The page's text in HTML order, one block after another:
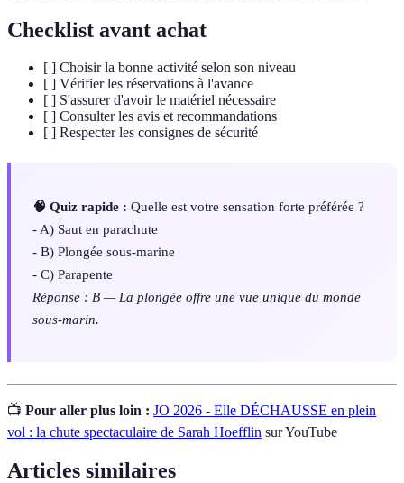
Checklist avant achat
[ ] Choisir la bonne activité selon son niveau
[ ] Vérifier les réservations à l'avance
[ ] S'assurer d'avoir le matériel nécessaire
[ ] Consulter les avis et recommandations
[ ] Respecter les consignes de sécurité
🧠 Quiz rapide : Quelle est votre sensation forte préférée ?
- A) Saut en parachute
- B) Plongée sous-marine
- C) Parapente
Réponse : B — La plongée offre une vue unique du monde
sous-marin.
📺 Pour aller plus loin : JO 2026 - Elle DÉCHAUSSE en plein
vol : la chute spectaculaire de Sarah Hoefflin sur YouTube
Articles similaires